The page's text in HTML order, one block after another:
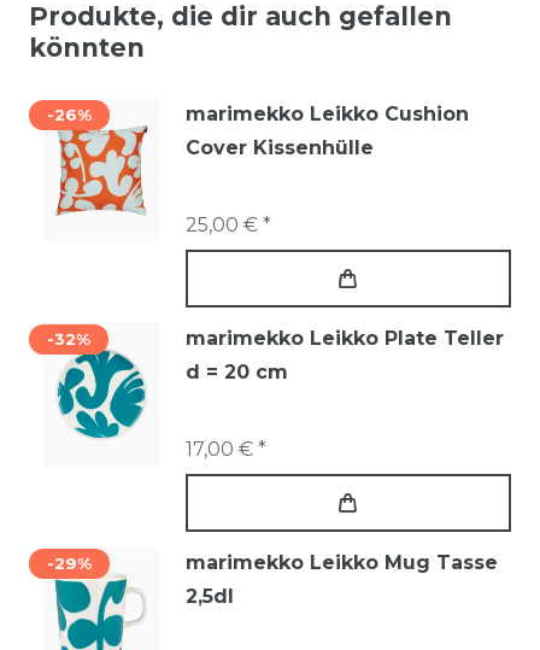
Produkte, die dir auch gefallen
könnten
-26%
marimekko Leikko Cushion
Cover Kissenhülle
25,00 € *
-32%
marimekko Leikko Plate Teller
d = 20 cm
17,00 € *
-29%
marimekko Leikko Mug Tasse
2,5dl